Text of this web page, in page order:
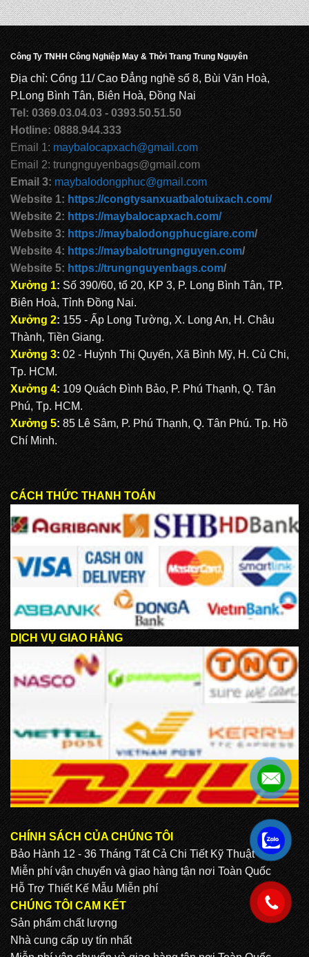
Công Ty TNHH Công Nghiệp May & Thời Trang Trung Nguyên
Địa chỉ: Cổng 11/ Cao Đẳng nghề số 8, Bùi Văn Hoà,
P.Long Bình Tân, Biên Hoà, Đồng Nai
Tel: 0369.03.04.03 - 0393.50.51.50
Hotline: 0888.944.333
Email 1: maybalocapxach@gmail.com
Email 2: trungnguyenbags@gmail.com
Email 3: maybalodongphuc@gmail.com
Website 1: https://congtysanxuatbalotuixach.com/
Website 2: https://maybalocapxach.com/
Website 3: https://maybalodongphucgiare.com/
Website 4: https://maybalotrungnguyen.com/
Website 5: https://trungnguyenbags.com/
Xưởng 1: Số 390/60, tổ 20, KP 3, P. Long Bình Tân, TP.
Biên Hoà, Tỉnh Đồng Nai.
Xưởng 2: 155 - Ấp Long Tường, X. Long An, H. Châu
Thành, Tiền Giang.
Xưởng 3: 02 - Huỳnh Thị Quyến, Xã Bình Mỹ, H. Củ Chi,
Tp. HCM.
Xưởng 4: 109 Quách Đình Bảo, P. Phú Thạnh, Q. Tân
Phú, Tp. HCM.
Xưởng 5: 85 Lê Sâm, P. Phú Thạnh, Q. Tân Phú. Tp. Hồ
Chí Minh.
CÁCH THỨC THANH TOÁN
DỊCH VỤ GIAO HÀNG
CHÍNH SÁCH CỦA CHÚNG TÔI
Bảo Hành 12 - 36 Tháng Tất Cả Chi Tiết Kỹ Thuật
Miễn phí vận chuyển và giao hàng tận nơi Toàn Quốc
Hỗ Trợ Thiết Kế Mẫu Miễn phí
CHÚNG TÔI CAM KẾT
Sản phẩm chất lượng
Nhà cung cấp uy tín nhất
.
.